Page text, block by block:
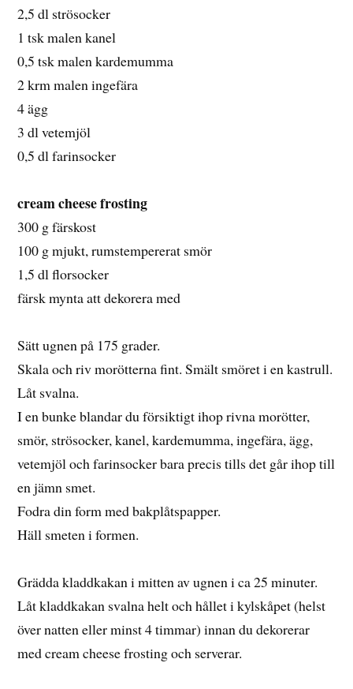
2,5 dl strösocker
1 tsk malen kanel
0,5 tsk malen kardemumma
2 krm malen ingefära
4 ägg
3 dl vetemjöl
0,5 dl farinsocker
cream cheese frosting
300 g färskost
100 g mjukt, rumstempererat smör
1,5 dl florsocker
färsk mynta att dekorera med
Sätt ugnen på 175 grader.
Skala och riv morötterna fint. Smält smöret i en kastrull.
Låt svalna.
I en bunke blandar du försiktigt ihop rivna morötter,
smör, strösocker, kanel, kardemumma, ingefära, ägg,
vetemjöl och farinsocker bara precis tills det går ihop till
en jämn smet.
Fodra din form med bakplåtspapper.
Häll smeten i formen.
Grädda kladdkakan i mitten av ugnen i ca 25 minuter.
Låt kladdkakan svalna helt och hållet i kylskåpet (helst
över natten eller minst 4 timmar) innan du dekorerar
med cream cheese frosting och serverar.